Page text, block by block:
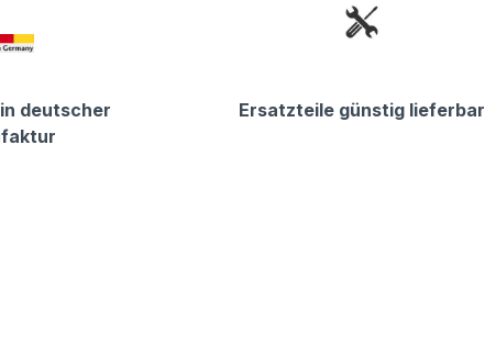
deutscher
Ersatzteile günstig lieferbar